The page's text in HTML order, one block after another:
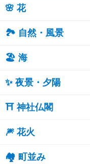
🌸 花
🏞️ 自然・風景
🏖 海
✨ 夜景・夕陽
⛩ 神社仏閣
🎆 花火
🏘 町並み